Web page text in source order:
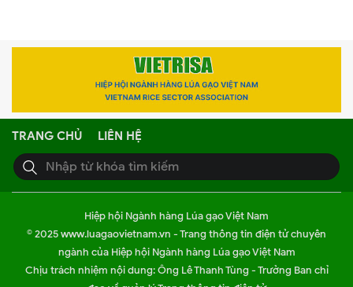
TRANG CHỦ LIÊN HỆ
Hiệp hội Ngành hàng Lúa gạo Việt Nam
© 2025 www.luagaovietnam.vn - Trang thông tin điện tử chuyên
ngành của Hiệp hội Ngành hàng Lúa gạo Việt Nam
Chịu trách nhiệm nội dung: Ông Lê Thanh Tùng - Trưởng Ban chỉ